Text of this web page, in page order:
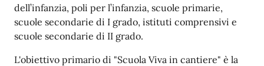
dell’infanzia, poli per l’infanzia, scuole primarie,
scuole secondarie di I grado, istituti comprensivi e
scuole secondarie di II grado.
L'obiettivo primario di "Scuola Viva in cantiere" è la